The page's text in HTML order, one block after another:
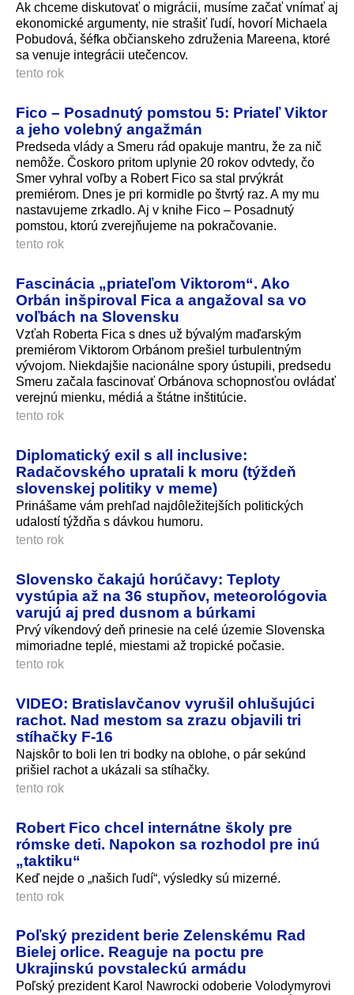
Ak chceme diskutovať o migrácii, musíme začať vnímať aj
ekonomické argumenty, nie strašiť ľudí, hovorí Michaela
Pobudová, šéfka občianskeho združenia Mareena, ktoré
sa venuje integrácii utečencov.
tento rok
Fico – Posadnutý pomstou 5: Priateľ Viktor
a jeho volebný angažmán
Predseda vlády a Smeru rád opakuje mantru, že za nič
nemôže. Čoskoro pritom uplynie 20 rokov odvtedy, čo
Smer vyhral voľby a Robert Fico sa stal prvýkrát
premiérom. Dnes je pri kormidle po štvrtý raz. A my mu
nastavujeme zrkadlo. Aj v knihe Fico – Posadnutý
pomstou, ktorú zverejňujeme na pokračovanie.
tento rok
Fascinácia „priateľom Viktorom“. Ako
Orbán inšpiroval Fica a angažoval sa vo
voľbách na Slovensku
Vzťah Roberta Fica s dnes už bývalým maďarským
premiérom Viktorom Orbánom prešiel turbulentným
vývojom. Niekdajšie nacionálne spory ústupili, predsedu
Smeru začala fascinovať Orbánova schopnosťou ovládať
verejnú mienku, médiá a štátne inštitúcie.
tento rok
Diplomatický exil s all inclusive:
Radačovského upratali k moru (týždeň
slovenskej politiky v meme)
Prinášame vám prehľad najdôležitejších politických
udalostí týždňa s dávkou humoru.
tento rok
Slovensko čakajú horúčavy: Teploty
vystúpia až na 36 stupňov, meteorológovia
varujú aj pred dusnom a búrkami
Prvý víkendový deň prinesie na celé územie Slovenska
mimoriadne teplé, miestami až tropické počasie.
tento rok
VIDEO: Bratislavčanov vyrušil ohlušujúci
rachot. Nad mestom sa zrazu objavili tri
stíhačky F-16
Najskôr to boli len tri bodky na oblohe, o pár sekúnd
prišiel rachot a ukázali sa stíhačky.
tento rok
Robert Fico chcel internátne školy pre
rómske deti. Napokon sa rozhodol pre inú
„taktiku“
Keď nejde o „našich ľudí“, výsledky sú mizerné.
tento rok
Poľský prezident berie Zelenskému Rad
Bielej orlice. Reaguje na poctu pre
Ukrajinskú povstaleckú armádu
Poľský prezident Karol Nawrocki odoberie Volodymyrovi